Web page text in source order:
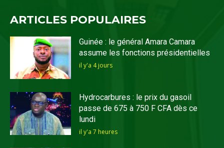
ARTICLES POPULAIRES
Guinée : le général Amara Camara
assume les fonctions présidentielles
il y'a 4 jours
Hydrocarbures : le prix du gasoil
passe de 675 à 750 F CFA dès ce
lundi
il y'a 7 heures